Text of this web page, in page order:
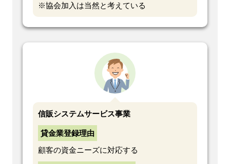
※協会加入は当然と考えている
信販システムサービス事業
貸金業登録理由
顧客の資金ニーズに対応する